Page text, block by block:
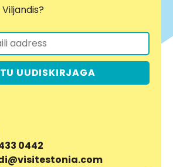
UUDISKIRJAGA
0442